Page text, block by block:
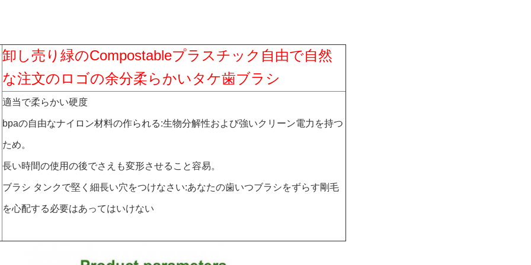
卸し売り緑のCompostableプラスチック自由で自然
な注文のロゴの余分柔らかいタケ歯ブラシ
適当で柔らかい硬度
bpaの自由なナイロン材料の作られる:生物分解性および強いクリーン電力を持つ
ため。
長い時間の使用の後でさえも変形させること容易。
ブラシ タンクで堅く細長い穴をつけなさい:あなたの歯いつブラシをずらす剛毛
を心配する必要はあってはいけない